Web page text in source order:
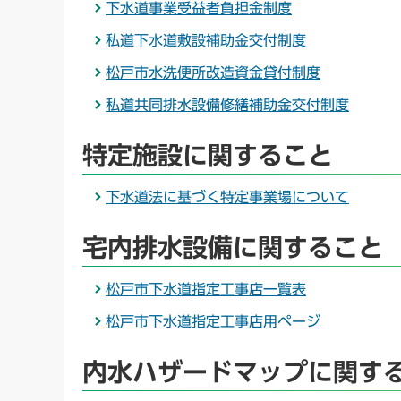
下水道事業受益者負担金制度
私道下水道敷設補助金交付制度
松戸市水洗便所改造資金貸付制度
私道共同排水設備修繕補助金交付制度
特定施設に関すること
下水道法に基づく特定事業場について
宅内排水設備に関すること
松戸市下水道指定工事店一覧表
松戸市下水道指定工事店用ページ
内水ハザードマップに関す